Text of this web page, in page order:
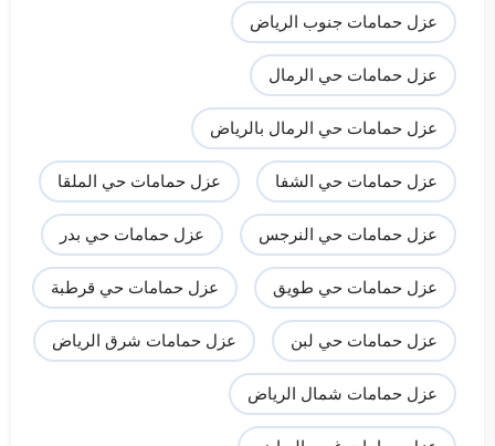
عزل حمامات جنوب الرياض
عزل حمامات حي الرمال
عزل حمامات حي الرمال بالرياض
عزل حمامات حي الشفا عزل حمامات حي الملقا
عزل حمامات حي النرجس عزل حمامات حي بدر
عزل حمامات حي طويق عزل حمامات حي قرطبة
عزل حمامات حي لبن عزل حمامات شرق الرياض
عزل حمامات شمال الرياض